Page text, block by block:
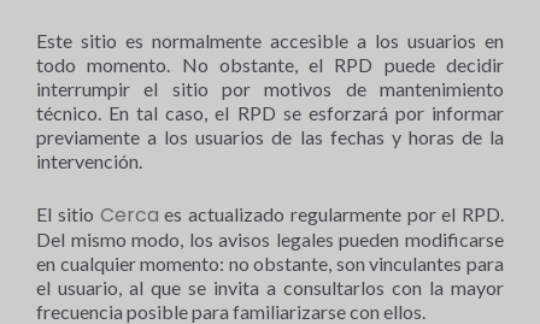
Este sitio es normalmente accesible a los usuarios en
todo momento. No obstante, el RPD puede decidir
interrumpir el sitio por motivos de mantenimiento
técnico. En tal caso, el RPD se esforzará por informar
previamente a los usuarios de las fechas y horas de la
intervención.
El sitio Cerca es actualizado regularmente por el RPD.
Del mismo modo, los avisos legales pueden modificarse
en cualquier momento: no obstante, son vinculantes para
el usuario, al que se invita a consultarlos con la mayor
frecuencia posible para familiarizarse con ellos.